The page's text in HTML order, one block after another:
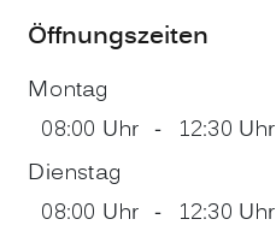
Öffnungszeiten
Montag
08:00 Uhr - 12:30 Uhr
Dienstag
08:00 Uhr - 12:30 Uhr